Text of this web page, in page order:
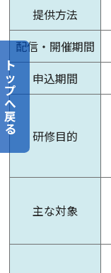
提供方法
配信・開催期間
申込期間
研修目的
主な対象
ト
ッ
プ
へ
戻
る